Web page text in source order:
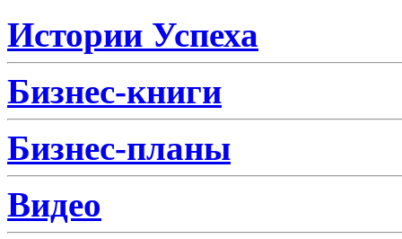
Истории Успеха
Бизнес-книги
Бизнес-планы
Видео